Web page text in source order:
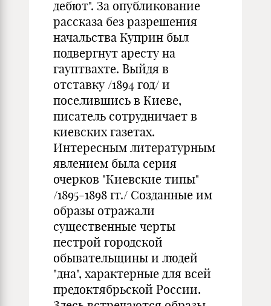
дебют". За опубликование
рассказа без разрешения
начальства Куприн был
подвергнут аресту на
гауптвахте. Выйдя в
отставку /1894 год/ и
поселившись в Киеве,
писатель сотрудничает в
киевских газетах.
Интересным литературным
явлением была серия
очерков "Киевские типы"
/1895-1898 гг./ Созданные им
образы отражали
существенные черты
пестрой городской
обывательщины и людей
"дна", характерные для всей
предоктябрьской России.